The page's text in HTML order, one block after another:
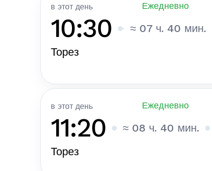
в этот день Ежедневно
10:30 ≈ 07 ч. 40 мин.
Торез
в этот день Ежедневно
11:20 ≈ 08 ч. 40 мин.
Торез